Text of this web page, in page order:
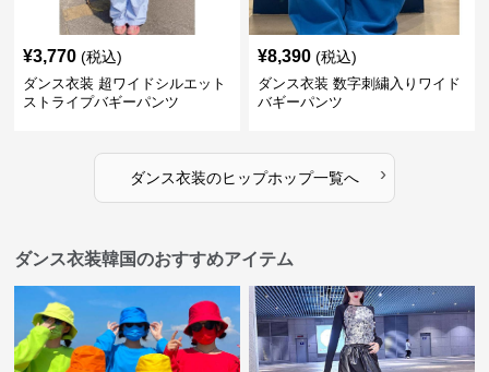
¥3,770 (税込)
ダンス衣装 超ワイドシルエット
ストライプバギーパンツ
¥8,390 (税込)
ダンス衣装 数字刺繍入りワイド
バギーパンツ
ダンス衣装のヒップホップ一覧へ ›
ダンス衣装韓国のおすすめアイテム